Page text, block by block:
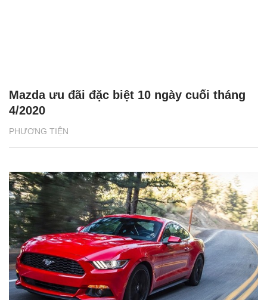
PHƯƠNG TIỆN
Mazda ưu đãi đặc biệt 10 ngày cuối tháng
4/2020